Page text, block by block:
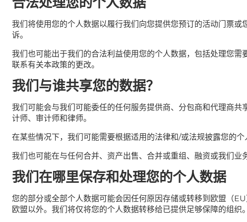
我们将使用您的个人数据以履行我们向您提供您预订的活动门票
诉。
我们也可能出于我们的合法利益使用您的个人数据，包括处理您
联系有关本政策的更改。
我们与谁共享您的数据？
我们可能会与我们可能委任的任何服务提供商、分包商和代理商
计师、审计师和律师。
在某些情况下，我们可能需要根据适用的法律和/或法规披露您的
我们也可能在与任何合并、资产出售、合并或重组、融资或我们
我们在哪里保存和处理您的个人数据
您的部分或全部个人数据可能会因任何原因存储或转移到欧盟（
欧盟以外。我们将仅将您的个人数据转移给已提供足够保障的组织。